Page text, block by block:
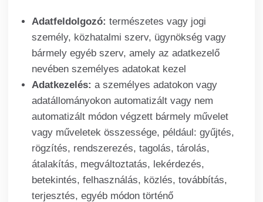
Adatfeldolgozó: természetes vagy jogi
személy, közhatalmi szerv, ügynökség vagy
bármely egyéb szerv, amely az adatkezelő
nevében személyes adatokat kezel
Adatkezelés: a személyes adatokon vagy
adatállományokon automatizált vagy nem
automatizált módon végzett bármely művelet
vagy műveletek összessége, például: gyűjtés,
rögzítés, rendszerezés, tagolás, tárolás,
átalakítás, megváltoztatás, lekérdezés,
betekintés, felhasználás, közlés, továbbítás,
terjesztés, egyéb módon történő